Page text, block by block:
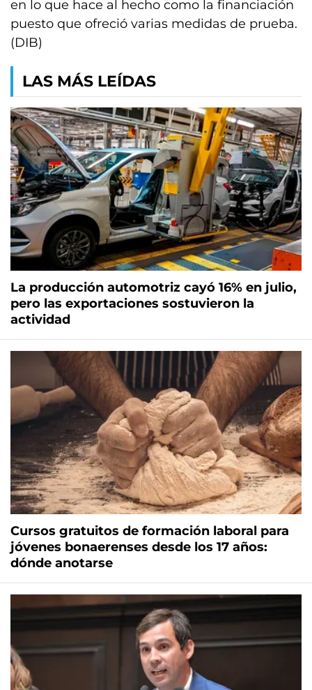
en lo que hace al hecho como la financiación
puesto que ofreció varias medidas de prueba.
(DIB)
LAS MÁS LEÍDAS
La producción automotriz cayó 16% en julio,
pero las exportaciones sostuvieron la
actividad
Cursos gratuitos de formación laboral para
jóvenes bonaerenses desde los 17 años:
dónde anotarse